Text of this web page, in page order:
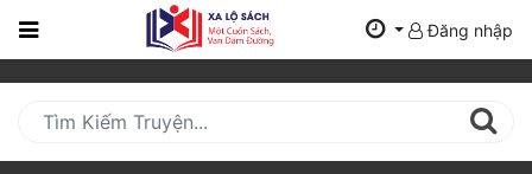
Trang
Mới
Đăng nhập